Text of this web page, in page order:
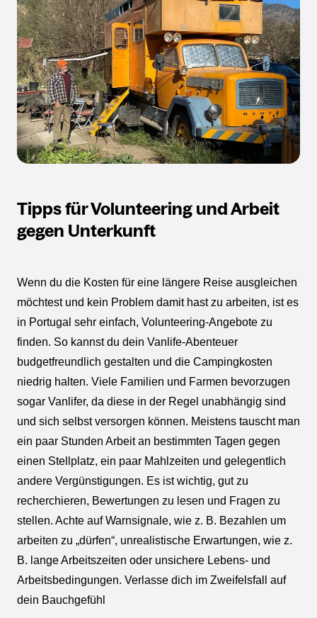
Tipps für Volunteering und Arbeit
gegen Unterkunft
Wenn du die Kosten für eine längere Reise ausgleichen
möchtest und kein Problem damit hast zu arbeiten, ist es
in Portugal sehr einfach, Volunteering-Angebote zu
finden. So kannst du dein Vanlife-Abenteuer
budgetfreundlich gestalten und die Campingkosten
niedrig halten. Viele Familien und Farmen bevorzugen
sogar Vanlifer, da diese in der Regel unabhängig sind
und sich selbst versorgen können. Meistens tauscht man
ein paar Stunden Arbeit an bestimmten Tagen gegen
einen Stellplatz, ein paar Mahlzeiten und gelegentlich
andere Vergünstigungen. Es ist wichtig, gut zu
recherchieren, Bewertungen zu lesen und Fragen zu
stellen. Achte auf Warnsignale, wie z. B. Bezahlen um
arbeiten zu „dürfen“, unrealistische Erwartungen, wie z.
B. lange Arbeitszeiten oder unsichere Lebens- und
Arbeitsbedingungen. Verlasse dich im Zweifelsfall auf
dein Bauchgefühl